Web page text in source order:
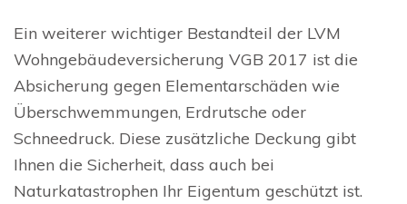
Ein weiterer wichtiger Bestandteil der LVM
Wohngebäudeversicherung VGB 2017 ist die
Absicherung gegen Elementarschäden wie
Überschwemmungen, Erdrutsche oder
Schneedruck. Diese zusätzliche Deckung gibt
Ihnen die Sicherheit, dass auch bei
Naturkatastrophen Ihr Eigentum geschützt ist.